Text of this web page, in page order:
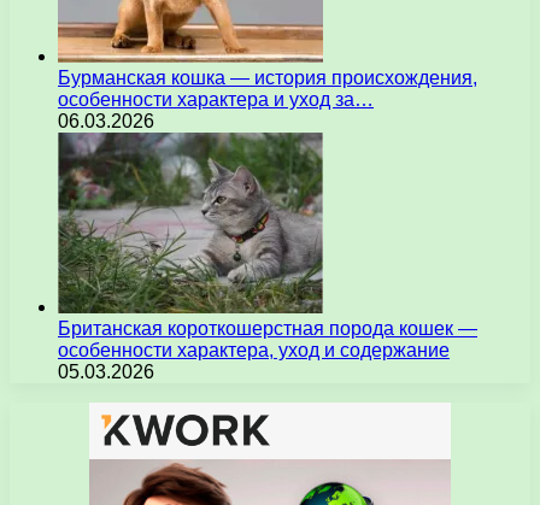
Бурманская кошка — история происхождения,
особенности характера и уход за…
06.03.2026
Британская короткошерстная порода кошек —
особенности характера, уход и содержание
05.03.2026